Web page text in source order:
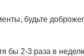
будьте
бы 2-3 раза в